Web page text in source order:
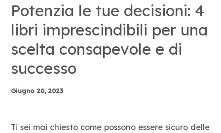
Chi sono
Potenzia le tue decisioni: 4
libri imprescindibili per una
scelta consapevole e di
successo
Giugno 20, 2023
Ti sei mai chiesto come possono essere sicuro delle